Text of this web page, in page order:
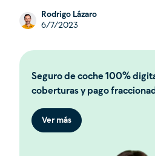
Rodrigo Lázaro
6/7/2023
Seguro de coche 100%
coberturas y pago
Ver más